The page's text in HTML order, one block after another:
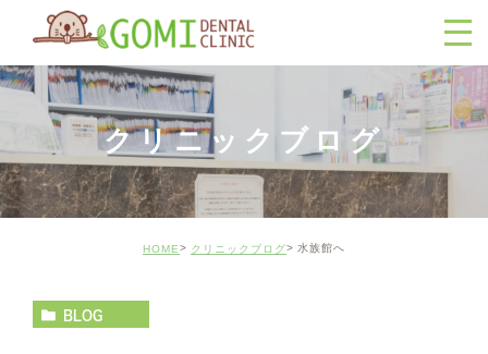
クリニックブログ
HOME クリニックブログ 水族館へ
BLOG